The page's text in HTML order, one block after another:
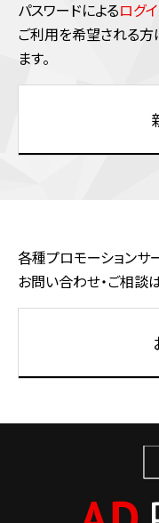
パスワードによるログ
ご利⽤を希望される⽅
ます。
各種プロモーションサ
お問い合わせ・ご相談